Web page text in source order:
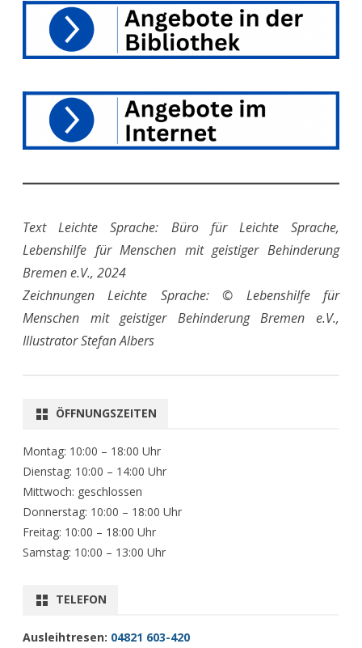
Text Leichte Sprache: Büro für Leichte Sprache,
Lebenshilfe für Menschen mit geistiger Behinderung
Bremen e.V., 2024
Zeichnungen Leichte Sprache: © Lebenshilfe für
Menschen mit geistiger Behinderung Bremen e.V.,
Illustrator Stefan Albers
ÖFFNUNGSZEITEN
Montag: 10:00 – 18:00 Uhr
Dienstag: 10:00 – 14:00 Uhr
Mittwoch: geschlossen
Donnerstag: 10:00 – 18:00 Uhr
Freitag: 10:00 – 18:00 Uhr
Samstag: 10:00 – 13:00 Uhr
TELEFON
Ausleihtresen: 04821 603-420